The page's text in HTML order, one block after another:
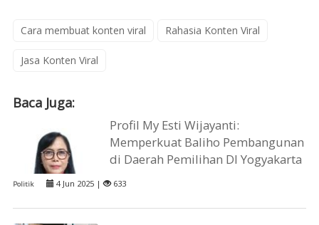
Cara membuat konten viral Rahasia Konten Viral
Jasa Konten Viral
Baca Juga:
Profil My Esti Wijayanti:
Memperkuat Baliho Pembangunan
di Daerah Pemilihan DI Yogyakarta
Politik 4 Jun 2025 | 633